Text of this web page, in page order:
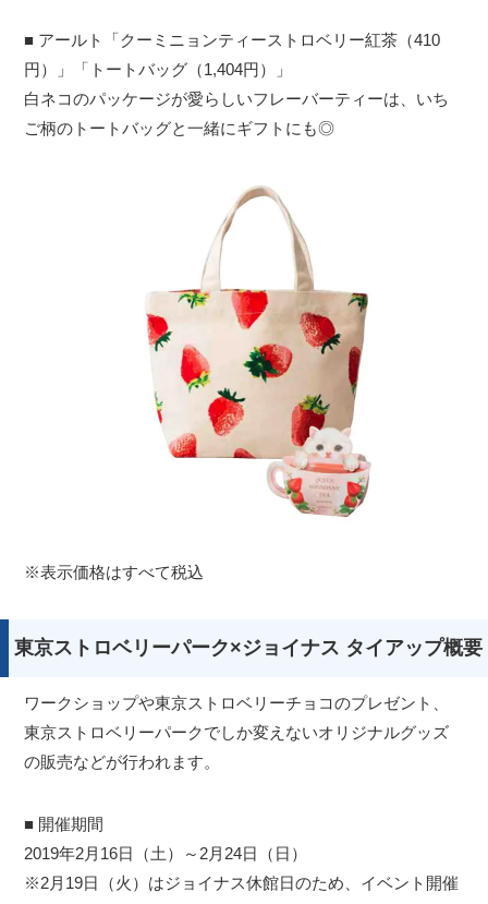
■ アールト「クーミニョンティーストロベリー紅茶（410
円）」「トートバッグ（1,404円）」
白ネコのパッケージが愛らしいフレーバーティーは、いち
ご柄のトートバッグと一緒にギフトにも◎
※表示価格はすべて税込
東京ストロベリーパーク×ジョイナス タイアップ概要
ワークショップや東京ストロベリーチョコのプレゼント、
東京ストロベリーパークでしか変えないオリジナルグッズ
の販売などが行われます。
■ 開催期間
2019年2月16日（土）～2月24日（日）
※2月19日（火）はジョイナス休館日のため、イベント開催